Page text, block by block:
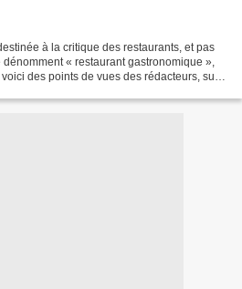
à la critique des restaurants, et pas
« restaurant gastronomique »,
des points de vues des rédacteurs, sur